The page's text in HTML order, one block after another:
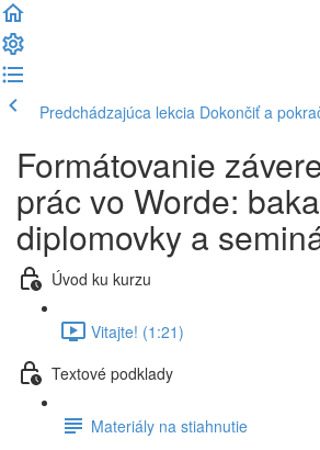
Predchádzajúca lekcia Dokončiť a
Formátovanie
prác vo Worde:
diplomovky a
Úvod ku kurzu
Vitajte! (1:21)
Textové podklady
Materiály na stiahnutie